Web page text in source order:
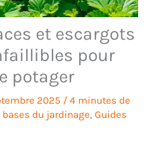
et escargots
pour
potager
2025 / 4 minutes de
du jardinage, Guides